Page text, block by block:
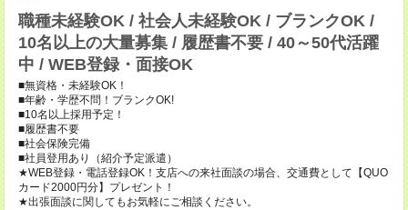
職種未経験OK / 社会人未経験OK / ブランクOK /
10名以上の大量募集 / 履歴書不要 / 40～50代活躍
中 / WEB登録・面接OK
■無資格・未経験OK！
■年齢・学歴不問！ブランクOK!
■10名以上採用予定！
■履歴書不要
■社会保険完備
■社員登用あり（紹介予定派遣）
★WEB登録・電話登録OK！支店への来社面談の場合、交通費として【QUO
カード2000円分】プレゼント！
★出張面談に関してもお気軽にご相談ください。